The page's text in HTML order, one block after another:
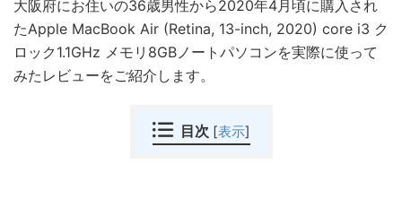
大阪府にお住いの36歳男性から2020年4月頃に購入され
たApple MacBook Air (Retina, 13-inch, 2020) core i3 ク
ロック1.1GHz メモリ8GBノートパソコンを実際に使って
みたレビューをご紹介します。
目次 [表示]